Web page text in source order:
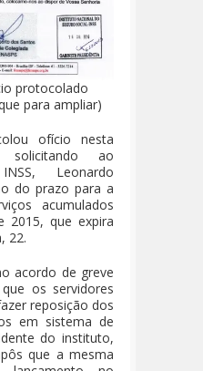
protocolado
para ampliar)
ofício nesta
solicitando ao
Leonardo
do prazo para a
acumulados
2015, que expira
22.
acordo de greve
os servidores
reposição dos
em sistema de
do instituto,
que a mesma